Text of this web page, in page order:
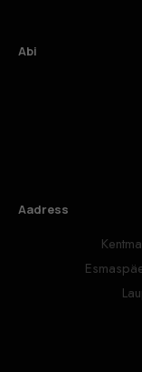
Abi
Aadress